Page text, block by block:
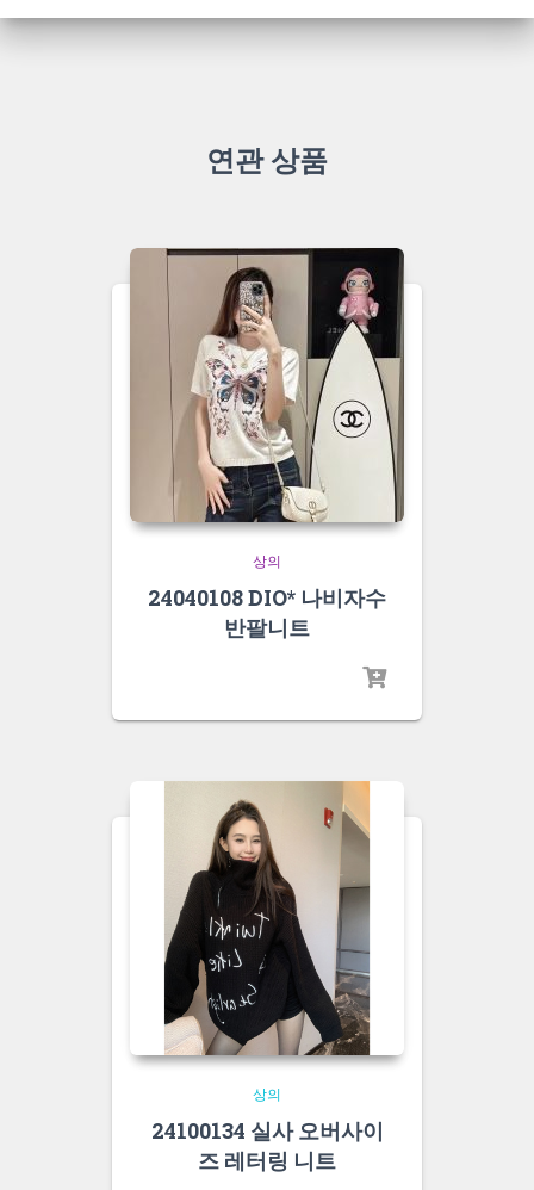
연관 상품
상의
24040108 DIO* 나비자수
반팔니트
상의
24100134 실사 오버사이
즈 레터링 니트